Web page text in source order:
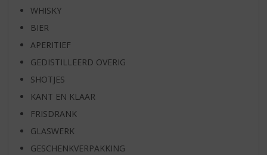
WHISKY
BIER
APERITIEF
GEDISTILLEERD OVERIG
SHOTJES
KANT EN KLAAR
FRISDRANK
GLASWERK
GESCHENKVERPAKKING